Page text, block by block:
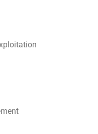
(savoir ce qu’est un
ce qu’est un
le vocabulaire